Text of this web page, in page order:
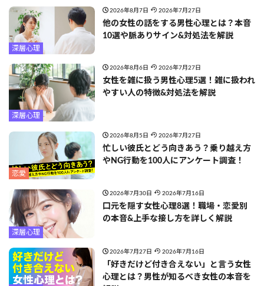
深層心理
2026年8月7日 2026年7月27日
他の女性の話をする男性心理とは？本音
10選や脈ありサイン&対処法を解説
深層心理
2026年8月6日 2026年7月27日
女性を雑に扱う男性心理5選！雑に扱われ
やすい人の特徴&対処法を解説
恋愛
2026年8月5日 2026年7月27日
忙しい彼氏とどう向きあう？乗り越え方
やNG行動を100人にアンケート調査！
深層心理
2026年7月30日 2026年7月16日
口元を隠す女性心理8選！職場・恋愛別
の本音&上手な接し方を詳しく解説
2026年7月27日 2026年7月16日
「好きだけど付き合えない」と言う女性
心理とは？男性が知るべき女性の本音を